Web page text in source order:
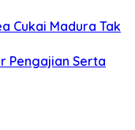
Cukai Madura Tak
Pengajian Serta